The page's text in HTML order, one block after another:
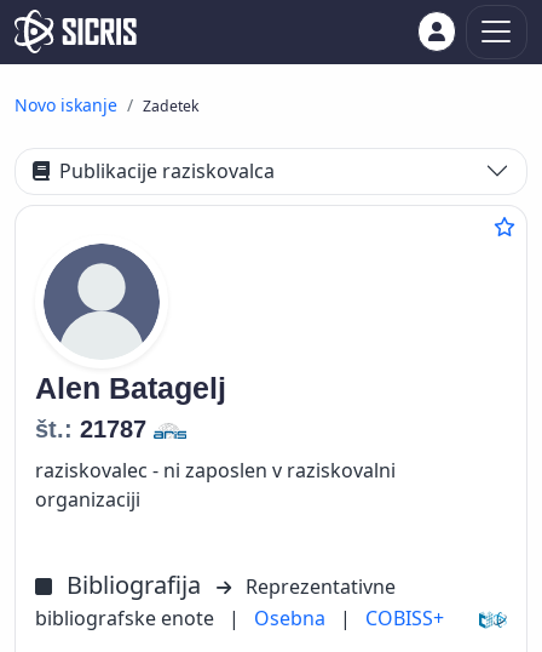
Novo iskanje Zadetek
Publikacije raziskovalca
Alen Batagelj
št.: 21787
raziskovalec - ni zaposlen v raziskovalni
organizaciji
Bibliografija
Reprezentativne
bibliografske enote
| Osebna | COBISS+